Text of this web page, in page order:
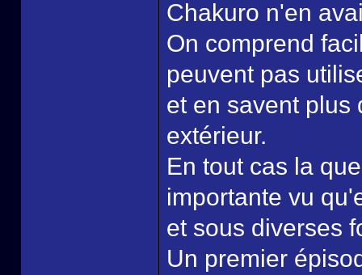
Chakuro n'en
On comprend
peuvent pas
et en savent plus
extérieur.
En tout cas la
importante vu
et sous diverses
Un premier